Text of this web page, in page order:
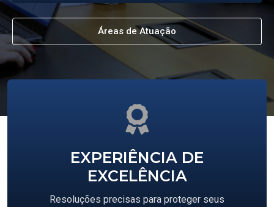
Áreas de Atuação
EXPERIÊNCIA DE
EXCELÊNCIA
Resoluções precisas para proteger seus